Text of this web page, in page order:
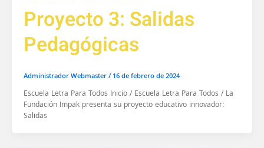
Proyecto 3: Salidas
Pedagógicas
Administrador Webmaster/16 de febrero de 2024
Escuela Letra Para Todos Inicio / Escuela Letra Para Todos / La
Fundación Impak presenta su proyecto educativo innovador:
Salidas